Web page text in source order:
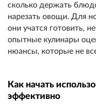
сколько держать
нарезать овощи. Для
они учатся готовить,
опытные кулинары
нюансы, которые не
Как начать
эффективно